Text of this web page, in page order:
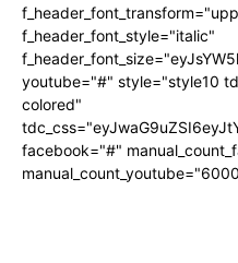
f_header_font_style="italic"
youtube="#" style="style10
colored"
facebook="#"